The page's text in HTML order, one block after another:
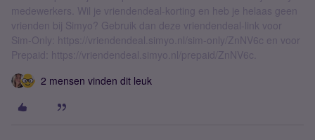
medewerkers. Wil je vriendendeal-korting en heb je helaas geen
vrienden bij Simyo? Gebruik dan deze vriendendeal-link voor
Sim-Only: https://vriendendeal.simyo.nl/sim-only/ZnNV6c en voor
Prepaid: https://vriendendeal.simyo.nl/prepaid/ZnNV6c.
2 mensen vinden dit leuk